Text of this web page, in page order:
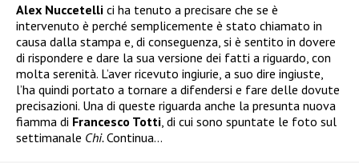
Alex Nuccetelli ci ha tenuto a precisare che se è
intervenuto è perché semplicemente è stato chiamato in
causa dalla stampa e, di conseguenza, si è sentito in dovere
di rispondere e dare la sua versione dei fatti a riguardo, con
molta serenità. L’aver ricevuto ingiurie, a suo dire ingiuste,
l’ha quindi portato a tornare a difendersi e fare delle dovute
precisazioni. Una di queste riguarda anche la presunta nuova
fiamma di Francesco Totti, di cui sono spuntate le foto sul
settimanale Chi.Continua…